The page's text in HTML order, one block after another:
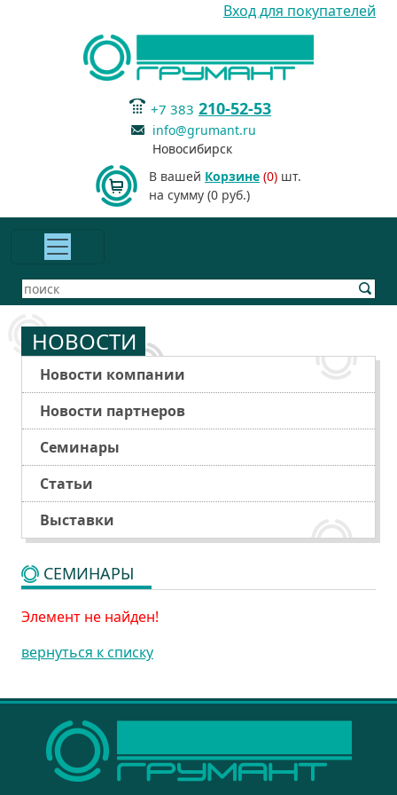
Вход для покупателей
+7 383 210-52-53
info@grumant.ru
Новосибирск
В вашей Корзине (0) шт.
на сумму (0 руб.)
НОВОСТИ
Новости компании
Новости партнеров
Семинары
Статьи
Выставки
СЕМИНАРЫ
Элемент не найден!
вернуться к списку